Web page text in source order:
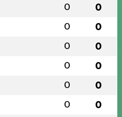
0 0
0 0
0 0
0 0
0 0
0 0